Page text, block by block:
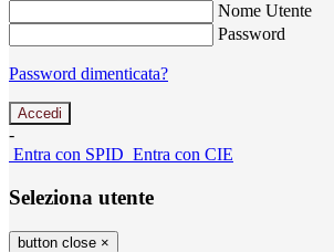
Nome Utente
Password
Password dimenticata?
-
Entra con SPID Entra con CIE
Seleziona utente
button close ×